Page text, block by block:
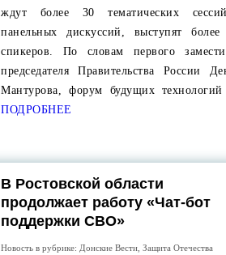
ждут более 30 тематических
панельных дискуссий, выступят более
спикеров. По словам первого
председателя Правительства России
Мантурова, форум будущих
ПОДРОБНЕЕ
В Ростовской области
продолжает работу «Чат-бот
поддержки СВО»
Новость в рубрике: Донские Вести ,Защита Отечества